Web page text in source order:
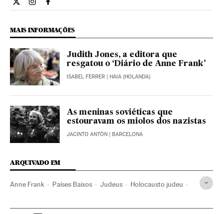
Cultura El País Brasil en Twitter
Cultura El País Brasil en Instagram
Cultura El País Brasil en Facebook
MAIS INFORMAÇÕES
Judith Jones, a editora que
resgatou o ‘Diário de Anne Frank’
ISABEL FERRER | HAIA (HOLANDA)
As meninas soviéticas que
estouravam os miolos dos nazistas
JACINTO ANTÓN | BARCELONA
ARQUIVADO EM
Anne Frank Países Baixos Judeus Holocausto judeu